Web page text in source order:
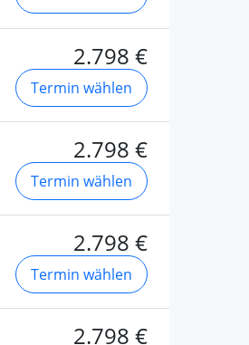
2.798 €
Termin wählen
2.798 €
Termin wählen
2.798 €
Termin wählen
2.798 €